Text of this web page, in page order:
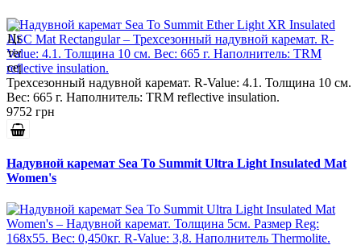
Трехсезонный надувной каремат. R-Value: 4.1. Толщина 10 см.
Вес: 665 г. Наполнитель: TRM reflective insulation.
9752 грн
Надувной каремат Sea To Summit Ultra Light Insulated Mat
Women's